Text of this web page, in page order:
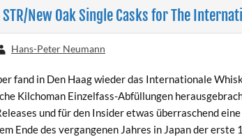
New Oak Single Casks for The
Hans-Peter Neumann
fand in Den Haag wieder das Internationale
Kilchoman Einzelfass-Abfüllungen
und für den Insider etwas überraschend
Ende des vergangenen Jahres in Japan der